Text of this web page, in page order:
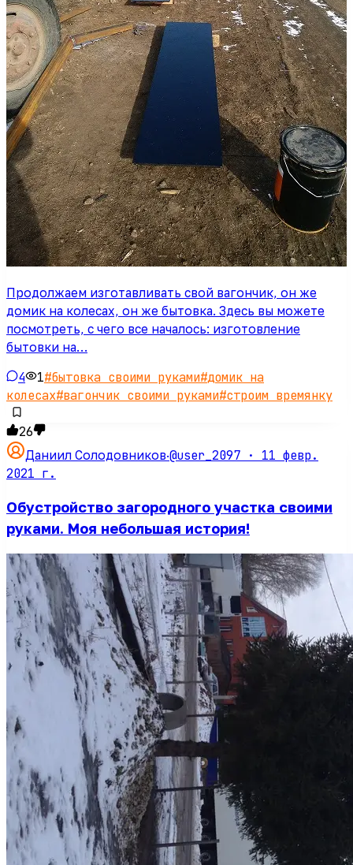
Продолжаем изготавливать свой вагончик, он же
домик на колесах, он же бытовка. Здесь вы можете
посмотреть, с чего все началось: изготовление
бытовки на…
4 1#бытовка своими руками#домик на
колесах#вагончик своими руками#строим времянку
26
Даниил Солодовников·@user_2097 · 11 февр.
2021 г.
Обустройство загородного участка своими
руками. Моя небольшая история!